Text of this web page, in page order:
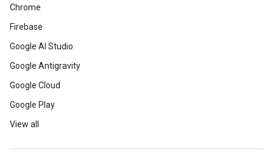
Chrome
Firebase
Google AI Studio
Google Antigravity
Google Cloud
Google Play
View all